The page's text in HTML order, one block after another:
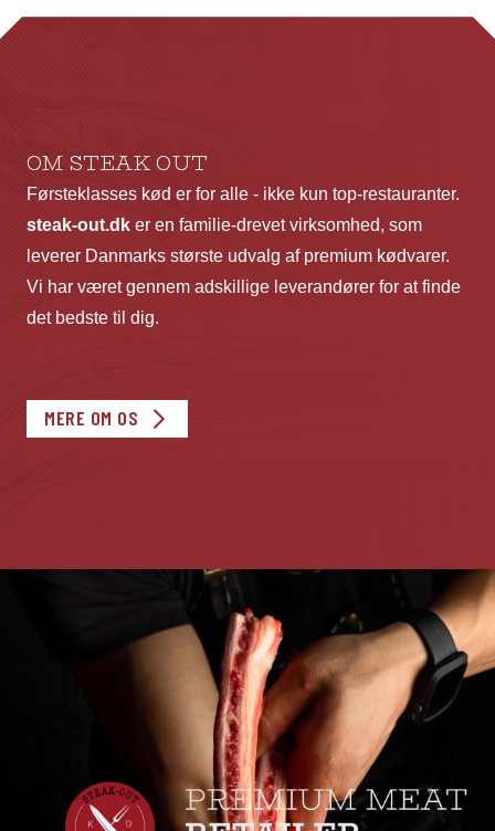
kan
OM STEAK OUT
Førsteklasses kød er for alle - ikke kun top-restauranter.
steak-out.dk er en familie-drevet virksomhed, som
leverer Danmarks største udvalg af premium kødvarer.
Vi har været gennem adskillige leverandører for at finde
det bedste til dig.
MERE OM OS